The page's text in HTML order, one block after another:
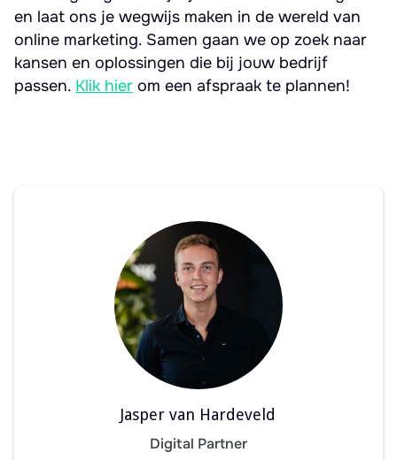
en laat ons je wegwijs maken in de wereld van
online marketing. Samen gaan we op zoek naar
kansen en oplossingen die bij jouw bedrijf
passen. Klik hier om een afspraak te plannen!
Jasper van Hardeveld
Digital Partner